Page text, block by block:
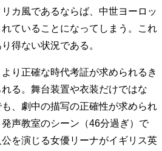
カ風であるならば、中世ヨーロッ
ていることになってしまう。これ
得ない状況である。
り正確な時代考証が求められるき
る。舞台装置や衣装だけではな
、劇中の描写の正確性が求められ
声教室のシーン（46分過ぎ）で
を演じる女優リーナがイギリス英